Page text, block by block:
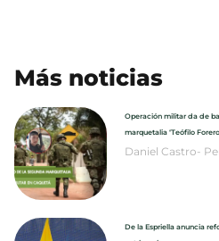
Más noticias
Operación militar da de
marquetalia ‘Teófilo
Daniel Castro-
De la Espriella anuncia